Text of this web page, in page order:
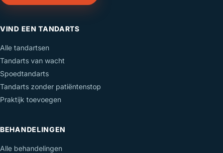
VIND EEN TANDARTS
Alle tandartsen
Tandarts van wacht
Spoedtandarts
Tandarts zonder patiëntenstop
Praktijk toevoegen
BEHANDELINGEN
Alle behandelingen